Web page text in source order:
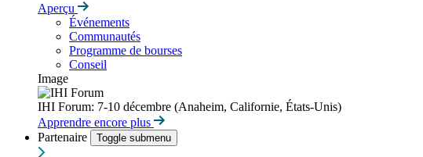
Aperçu
Événements
Communautés
Programme de bourses
Conseil
Image
IHI Forum: 7-10 décembre (Anaheim, Californie, États-Unis)
Apprendre encore plus
Partenaire
Toggle submenu